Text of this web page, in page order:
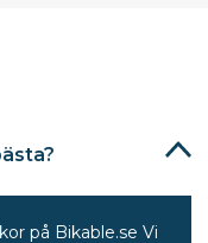
på Bikable.se Vi